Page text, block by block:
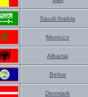
Saudi Arabia
Morocco
Albania
Belize
Denmark